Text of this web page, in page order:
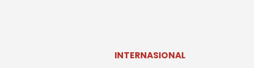
INTERNASIONAL